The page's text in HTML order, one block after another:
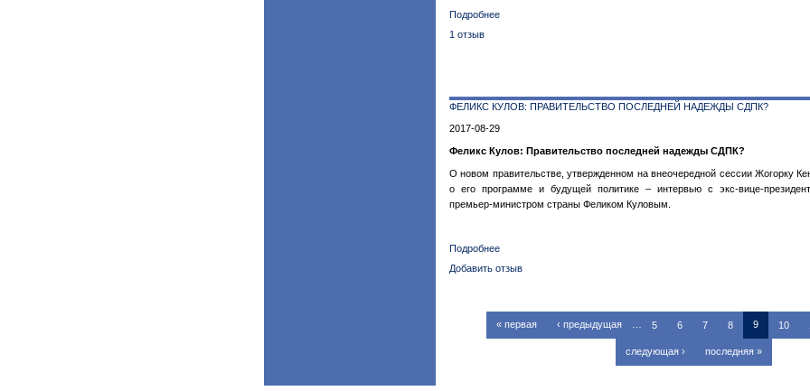
Подробнее
в
участники
1 отзыв
ФЕЛИКС КУЛОВ: ПРАВИТЕЛЬСТВО ПОСЛЕДНЕЙ НАДЕЖДЫ СДПК?
2017-08-29
Феликс Кулов: Правительство последней надежды СДПК?
О новом правительстве, утвержденном на внеочередной сессии Жогорку
о его программе и будущей политике – интервью с экс-вице-
премьер-министром страны Феликом Куловым.
Подробнее
последней
надежды
СДПК?
Добавить отзыв
СТРАНИЦЫ« первая ‹ предыдущая 5 6 7 8 9 10
следующая › последняя »